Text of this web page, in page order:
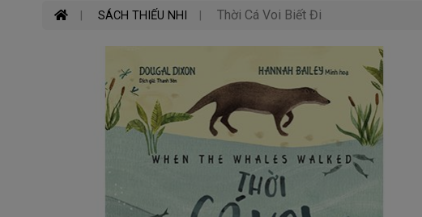
SÁCH THIẾU NHI Thời Cá Voi Biết Đi